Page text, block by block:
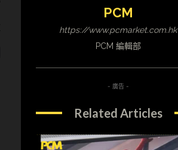
PCM
https://www.pcmarket.com.hk
PCM 編輯部
- 廣告 -
Related Articles